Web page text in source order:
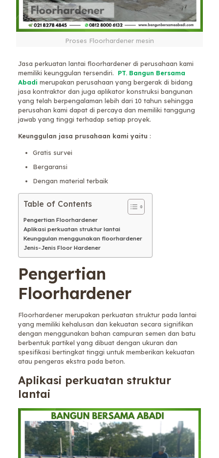
Proses Floorhardener mesin
Jasa perkuatan lantai floorhardener di perusahaan kami
memiliki keunggulan tersendiri. PT. Bangun Bersama
Abadi merupakan perusahaan yang bergerak di bidang
jasa kontraktor dan juga aplikator konstruksi bangunan
yang telah berpengalaman lebih dari 10 tahun sehingga
perusahan kami dapat di percaya dan memiliki tanggung
jawab yang tinggi terhadap setiap proyek.
Keunggulan jasa prusahaan kami yaitu :
Gratis survei
Bergaransi
Dengan material terbaik
Table of Contents
Pengertian Floorhardener
Aplikasi perkuatan struktur lantai
Keunggulan menggunakan floorhardener
Jenis-Jenis Floor Hardener
Pengertian
Floorhardener
Floorhardener merupakan perkuatan struktur pada lantai
yang memiliki kehalusan dan kekuatan secara signifikan
dengan menggunakan bahan campuran semen dan batu
berbentuk partikel yang dibuat dengan ukuran dan
spesifikasi bertingkat tinggi untuk memberikan kekuatan
atau pengeras ekstra pada beton.
Aplikasi perkuatan struktur
lantai